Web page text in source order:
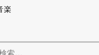
楽